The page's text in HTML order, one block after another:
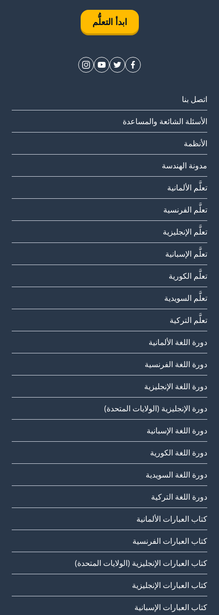
ابدأ التعلُّم
اتصل بنا
الأسئلة الشائعة والمساعدة
الأنظمة
مدونة الهندسة
تعلَّم الألمانية
تعلَّم الفرنسية
تعلَّم الإنجليزية
تعلَّم الإسبانية
تعلَّم الكورية
تعلَّم السويدية
تعلَّم التركية
دورة اللغة الألمانية
دورة اللغة الفرنسية
دورة اللغة الإنجليزية
دورة الإنجليزية (الولايات المتحدة)
دورة اللغة الإسبانية
دورة اللغة الكورية
دورة اللغة السويدية
دورة اللغة التركية
كتاب العبارات الألمانية
كتاب العبارات الفرنسية
كتاب العبارات الإنجليزية (الولايات المتحدة)
كتاب العبارات الإنجليزية
كتاب العبارات الإسبانية